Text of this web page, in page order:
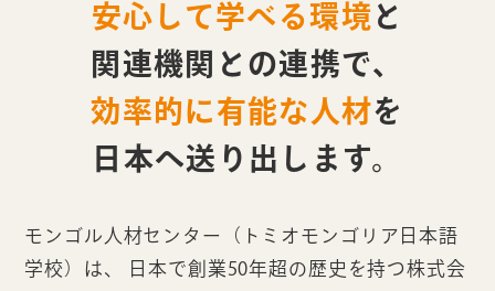
安心して学べる環境 と
関連機関との連携で、
効率的に有能な人材を
日本へ送り出します。
モンゴル人材センター（トミオモンゴリア日本語
学校）は、
日本で創業50年超の歴史を持つ株式会